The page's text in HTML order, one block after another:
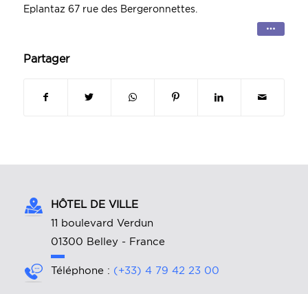
Eplantaz 67 rue des Bergeronnettes.
Partager
HÔTEL DE VILLE
11 boulevard Verdun
01300 Belley - France
Téléphone : (+33) 4 79 42 23 00